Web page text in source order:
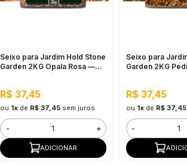
Seixo para Jardim Hold Stone
Garden 2KG Opala Rosa —
Decoração de Jardim
R$ 37,45
ou 1x de R$ 37,45 sem juros
- +
ADICIONAR
Seixo para
Garden 2KG
Projetos de
R$ 37,45
ou 1xde R$ 37,45
-